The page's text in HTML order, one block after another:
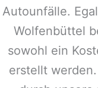
Autounfälle.
Wolfenbüttel
sowohl ein
erstellt